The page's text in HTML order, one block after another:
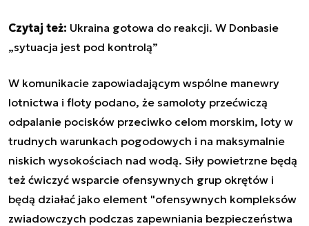
Czytaj też: Ukraina gotowa do reakcji. W Donbasie
„sytuacja jest pod kontrolą”
W komunikacie zapowiadającym wspólne manewry
lotnictwa i floty podano, że samoloty przećwiczą
odpalanie pocisków przeciwko celom morskim, loty w
trudnych warunkach pogodowych i na maksymalnie
niskich wysokościach nad wodą. Siły powietrzne będą
też ćwiczyć wsparcie ofensywnych grup okrętów i
będą działać jako element "ofensywnych kompleksów
zwiadowczych podczas zapewniania bezpieczeństwa